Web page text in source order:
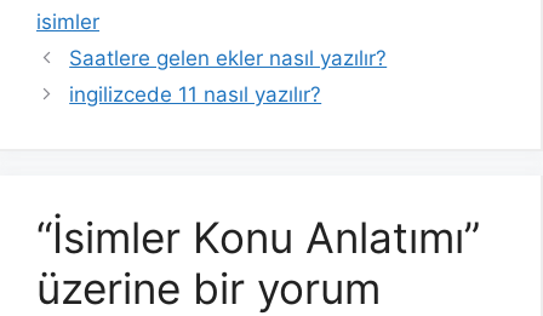
isimler
Saatlere gelen ekler nasıl yazılır?
ingilizcede 11 nasıl yazılır?
“İsimler Konu Anlatımı”
üzerine bir yorum